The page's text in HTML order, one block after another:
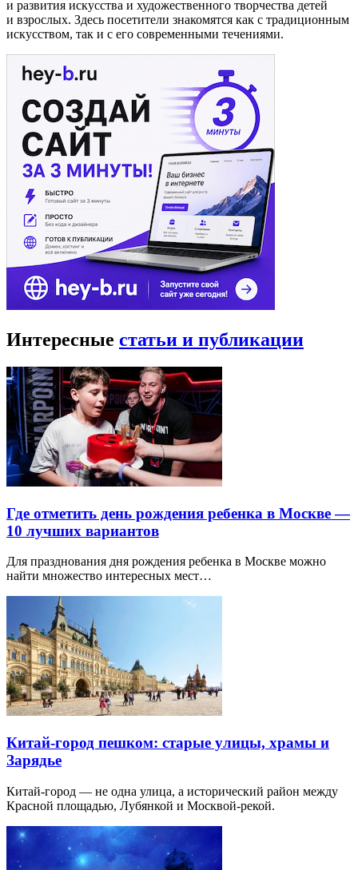
и развития искусства и художественного творчества детей
и взрослых. Здесь посетители знакомятся как с традиционным
искусством, так и с его современными течениями.
Интересные статьи и публикации
Где отметить день рождения ребенка в Москве —
10 лучших вариантов
Для празднования дня рождения ребенка в Москве можно
найти множество интересных мест…
Китай-город пешком: старые улицы, храмы и
Зарядье
Китай-город — не одна улица, а исторический район между
Красной площадью, Лубянкой и Москвой-рекой.